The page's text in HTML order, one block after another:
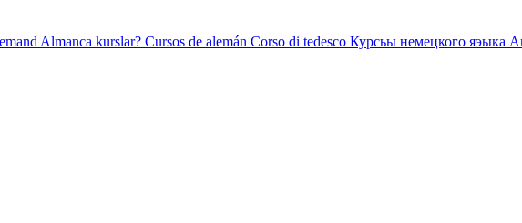
Almanca kurslar? Cursos de alemán Corso di tedesco Курсьы немецкого яэыка